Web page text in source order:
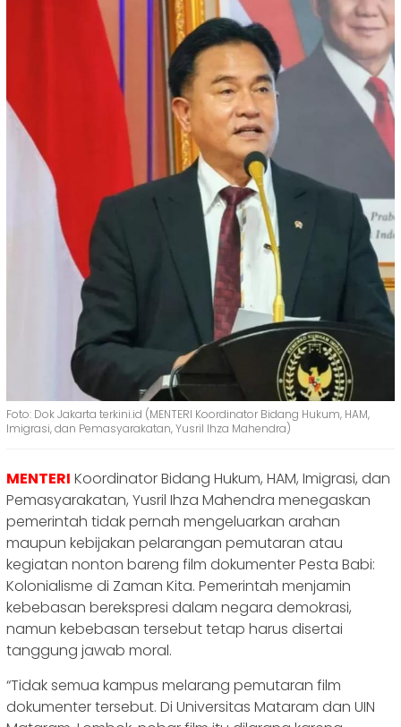
Foto: Dok Jakarta terkini.id (MENTERI Koordinator Bidang Hukum, HAM,
Imigrasi, dan Pemasyarakatan, Yusril Ihza Mahendra)
MENTERI Koordinator Bidang Hukum, HAM, Imigrasi, dan
Pemasyarakatan, Yusril Ihza Mahendra menegaskan
pemerintah tidak pernah mengeluarkan arahan
maupun kebijakan pelarangan pemutaran atau
kegiatan nonton bareng film dokumenter Pesta Babi:
Kolonialisme di Zaman Kita. Pemerintah menjamin
kebebasan berekspresi dalam negara demokrasi,
namun kebebasan tersebut tetap harus disertai
tanggung jawab moral.
“Tidak semua kampus melarang pemutaran film
dokumenter tersebut. Di Universitas Mataram dan UIN